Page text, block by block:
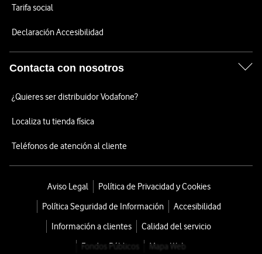
Tarifa social
Declaración Accesibilidad
Contacta con nosotros
¿Quieres ser distribuidor Vodafone?
Localiza tu tienda física
Teléfonos de atención al cliente
Aviso Legal
Política de Privacidad y Cookies
Política Seguridad de Información
Accesibilidad
Información a clientes
Calidad del servicio
Fondos Públicos
Mapa Web